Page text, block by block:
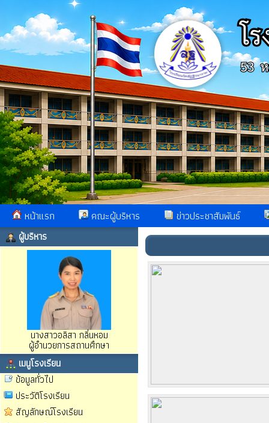
หน้าแรก คณะผู้บริหาร ข่าวประชาสัมพันธ์
ผู้บริหาร
นางสาวอลิสา กลิ่นหอม
ผู้อำนวยการสถานศึกษา
เมนูโรงเรียน
ข้อมูลทั่วไป
ประวัติโรงเรียน
สัญลักษณ์โรงเรียน